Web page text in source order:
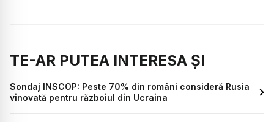
TE-AR PUTEA INTERESA ȘI
Sondaj INSCOP: Peste 70% din români consideră Rusia
vinovată pentru războiul din Ucraina